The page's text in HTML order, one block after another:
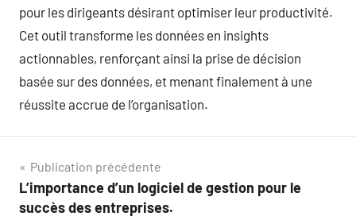
pour les dirigeants désirant optimiser leur productivité.
Cet outil transforme les données en insights
actionnables, renforçant ainsi la prise de décision
basée sur des données, et menant finalement à une
réussite accrue de l’organisation.
Navigation
de
Publication précédente
L’importance d’un logiciel de gestion pour le
succès des entreprises.